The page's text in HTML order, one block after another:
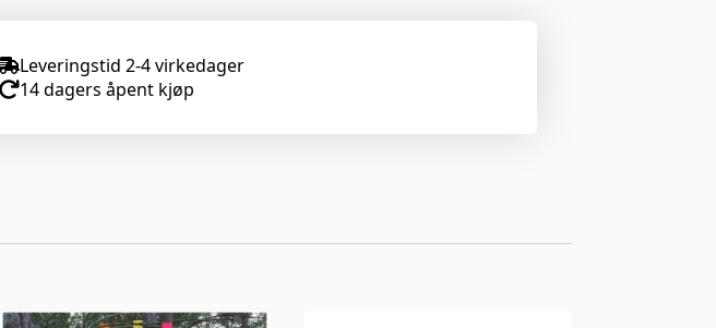
Leveringstid 2-4 virkedager
14 dagers åpent kjøp